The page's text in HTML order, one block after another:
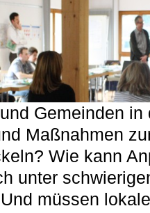
Gemeinden in
Maßnahmen
Wie kann
unter
müssen